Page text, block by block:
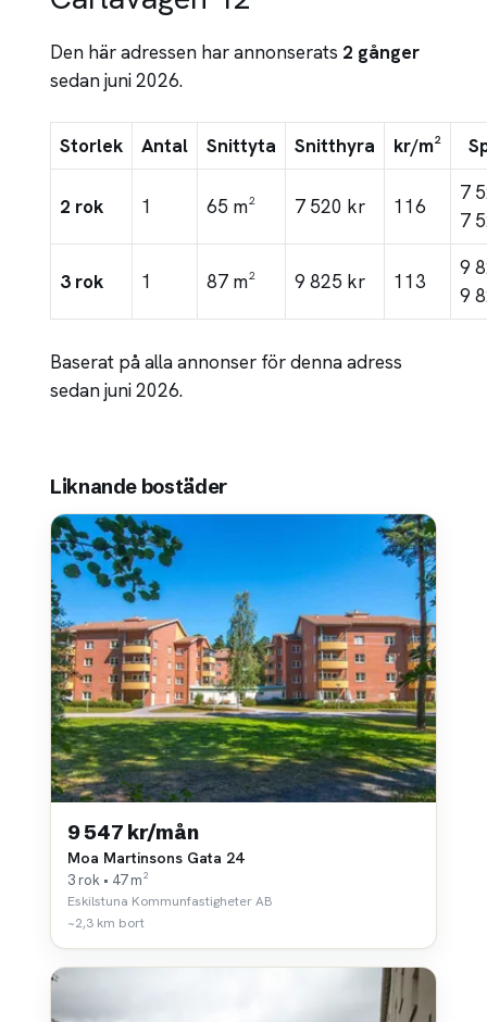
Den här adressen har annonserats 2 gånger
sedan juni 2026.
Storlek Antal Snittyta Snitthyra kr/m²
2 rok 1 65 m² 7 520 kr 116
7
7
3 rok 1 87 m² 9 825 kr 113
9
9
Baserat på alla annonser för denna adress
sedan juni 2026.
Liknande bostäder
9 547 kr/mån
Moa Martinsons Gata 24
3 rok • 47 m²
Eskilstuna Kommunfastigheter AB
~2,3 km bort